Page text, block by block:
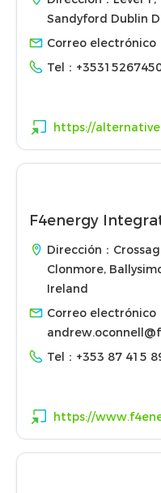
Sandyford Dublin
Correo electrónico
Tel：
https://
F4energy
Dirección：
Clonmore,
Ireland
Correo electrónico
Tel： +353 87 415
https://